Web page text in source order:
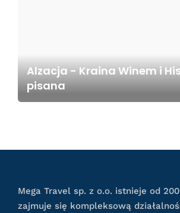
Alzacja - Kraina Winem i
pisana
Mega Travel sp. z o.o. istnieje od
zajmuje się kompleksową